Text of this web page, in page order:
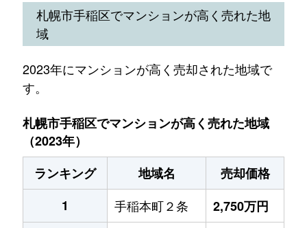
札幌市手稲区でマンションが高く売れた地
域
2023年にマンションが高く売却された地域で
す。
札幌市手稲区でマンションが高く売れた地域
（2023年）
ランキング
地域名
売却価格
1
手稲本町２条
2,750万円